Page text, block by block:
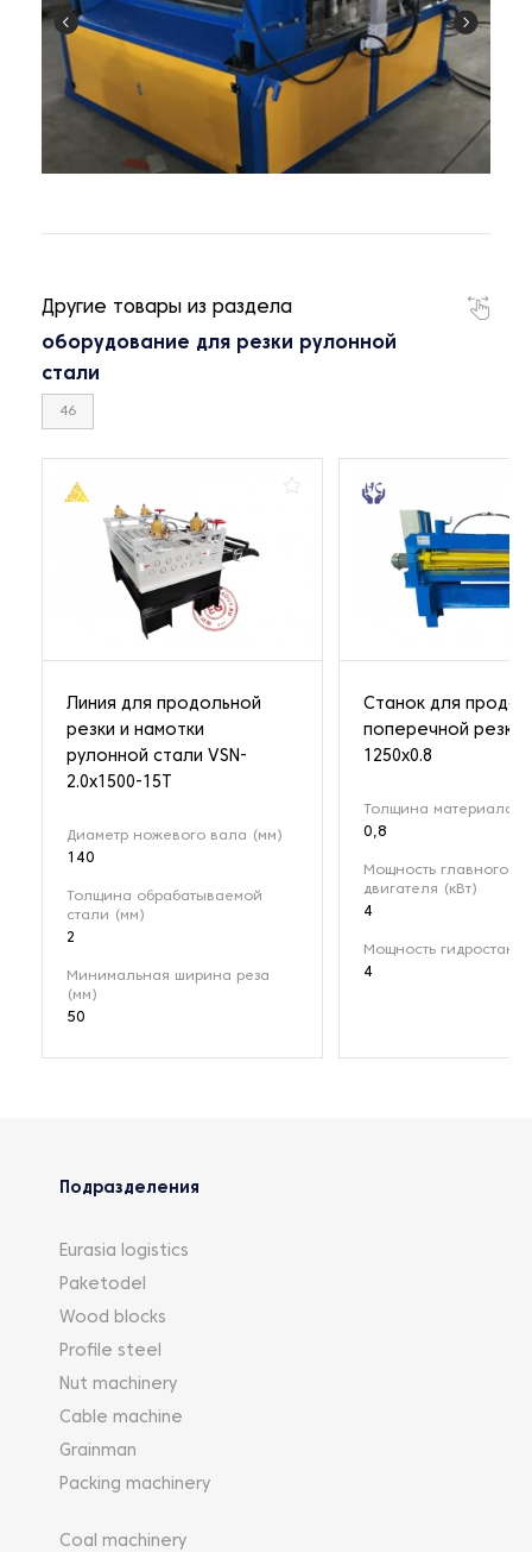
Другие товары из раздела
оборудование для резки рулонной
стали
46
Линия для продольной
резки и намотки
рулонной стали VSN-
2.0х1500-15Т
Диаметр ножевого вала (мм)
140
Толщина обрабатываемой
стали (мм)
2
Минимальная ширина реза
(мм)
50
Станок для
поперечной резки
1250x0.8
Толщина материала
0,8
Мощность главного
двигателя (кВт)
4
Мощность
4
Подразделения
Eurasia logistics
Paketodel
Wood blocks
Profile steel
Nut machinery
Cable machine
Grainman
Packing machinery
Coal machinery